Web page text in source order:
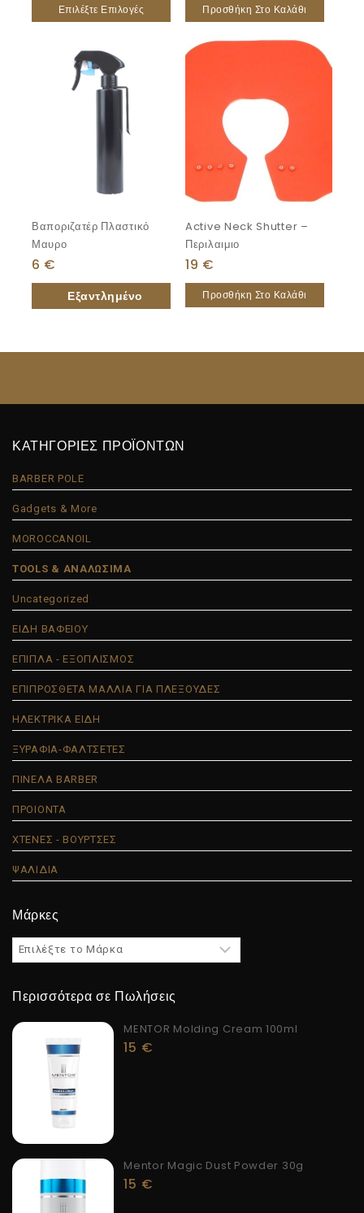
Επιλέξτε Επιλογές Προσθήκη Στο Καλάθι
Βαποριζατέρ Πλαστικό
Μαυρο
6 €
Active Neck Shutter –
Περιλαιμιο
19 €
Προσθήκη Στο Καλάθι
ΚΑΤΗΓΟΡΙΕΣ ΠΡΟΪΟΝΤΩΝ
BARBER POLE
Gadgets & More
MOROCCANOIL
TOOLS & ΑΝΑΛΩΣΙΜΑ
Uncategorized
ΕΙΔΗ ΒΑΦΕΙΟΥ
ΕΠΙΠΛΑ - ΕΞΟΠΛΙΣΜΟΣ
ΕΠΙΠΡΟΣΘΕΤΑ ΜΑΛΛΙΑ ΓΙΑ ΠΛΕΞΟΥΔΕΣ
ΗΛΕΚΤΡΙΚΑ ΕΙΔΗ
ΞΥΡΑΦΙΑ-ΦΑΛΤΣΕΤΕΣ
ΠΙΝΕΛΑ BARBER
ΠΡΟΙΟΝΤΑ
ΧΤΕΝΕΣ - ΒΟΥΡΤΣΕΣ
ΨΑΛΙΔΙΑ
Μάρκες
Περισσότερα σε Πωλήσεις
MENTOR Molding Cream 100ml
15 €
Mentor Magic Dust Powder 30g
15 €